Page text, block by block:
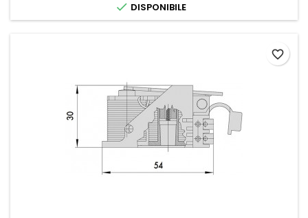
 DISPONIBILE
favorite_border